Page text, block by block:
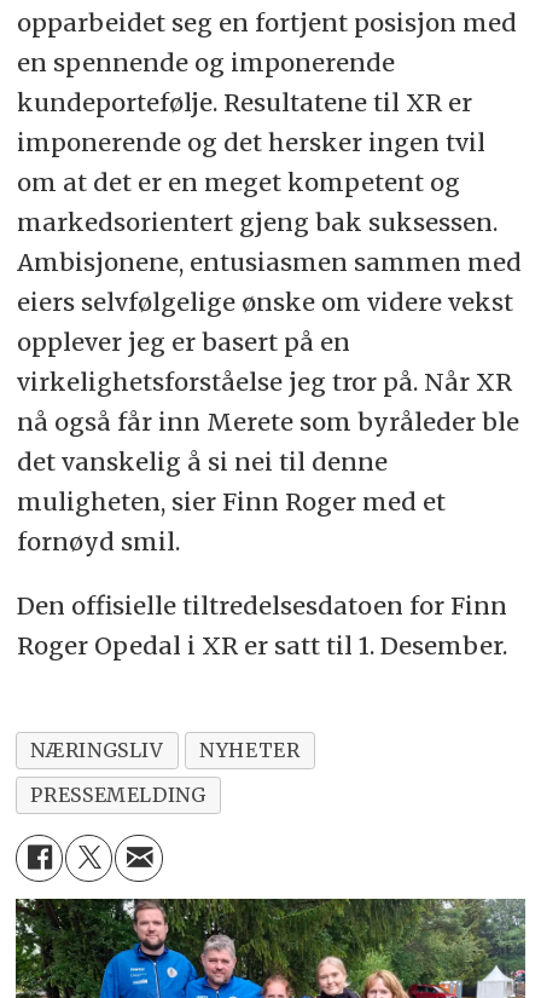
opparbeidet seg en fortjent posisjon med
en spennende og imponerende
kundeportefølje. Resultatene til XR er
imponerende og det hersker ingen tvil
om at det er en meget kompetent og
markedsorientert gjeng bak suksessen.
Ambisjonene, entusiasmen sammen med
eiers selvfølgelige ønske om videre vekst
opplever jeg er basert på en
virkelighetsforståelse jeg tror på. Når XR
nå også får inn Merete som byråleder ble
det vanskelig å si nei til denne
muligheten, sier Finn Roger med et
fornøyd smil.
Den offisielle tiltredelsesdatoen for Finn
Roger Opedal i XR er satt til 1. Desember.
NÆRINGSLIV
NYHETER
PRESSEMELDING